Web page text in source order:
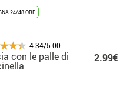
24/48 ORE
4.34/5.00
con le palle di 2.99€